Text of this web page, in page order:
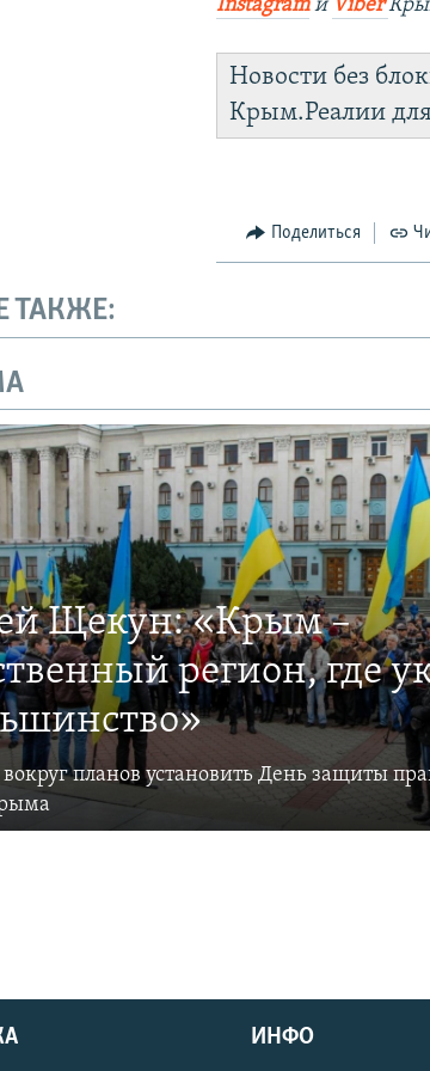
Instagramи Viber
Новости без
Крым.Реалии
Поделиться
ТАКЖЕ:
Щекун: «Крым –
регион, где
планов установить День защиты
ИНФО